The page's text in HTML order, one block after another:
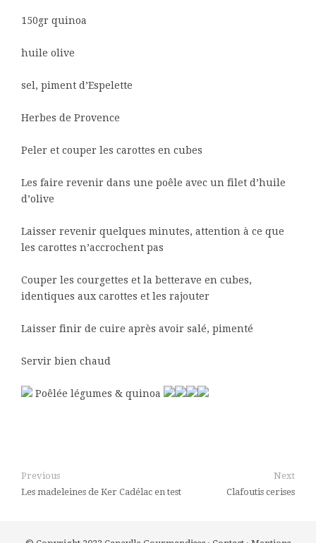
150gr quinoa
huile olive
sel, piment d’Espelette
Herbes de Provence
Peler et couper les carottes en cubes
Les faire revenir dans une poêle avec un filet d’huile
d’olive
Laisser revenir quelques minutes, attention à ce que
les carottes n’accrochent pas
Couper les courgettes et la betterave en cubes,
identiques aux carottes et les rajouter
Laisser finir de cuire après avoir salé, pimenté
Servir bien chaud
Poêlée légumes & quinoa
Previous
Les madeleines de Ker Cadélac en test
Next
Clafoutis cerises